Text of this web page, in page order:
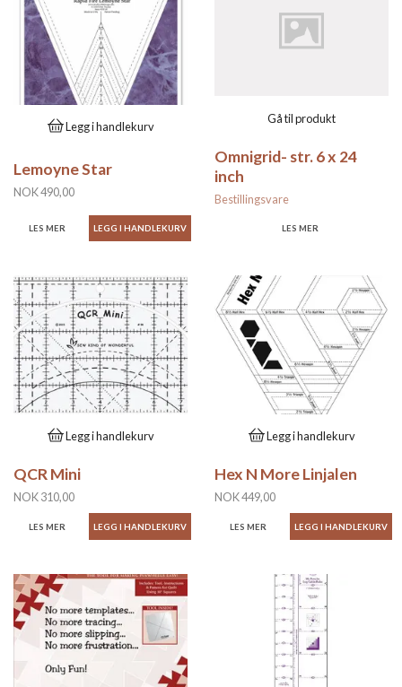
Legg i handlekurv
Lemoyne Star
NOK 490,00
LES MER
Gå til produkt
Omnigrid- str. 6 x 24
inch
Bestillingsvare
LES MER
Legg i handlekurv
QCR Mini
NOK 310,00
LES MER
Legg i handlekurv
Hex N More Linjalen
NOK 449,00
LES MER